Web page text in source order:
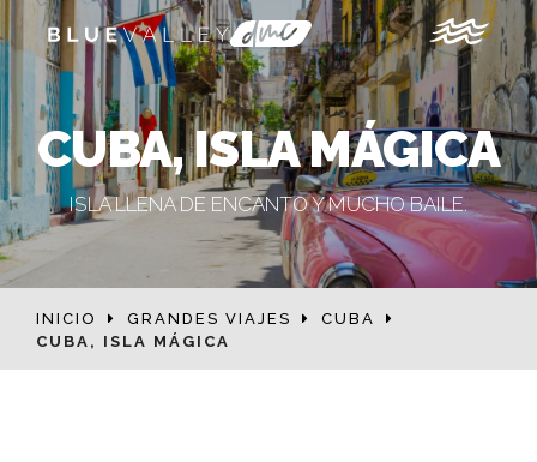
CUBA, ISLA MÁGICA
ISLA LLENA DE ENCANTO Y MUCHO BAILE.
INICIO GRANDES VIAJES
CUBA
CUBA, ISLA MÁGICA